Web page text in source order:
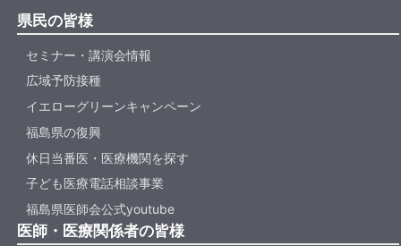
県民の皆様
セミナー・講演会情報
広域予防接種
イエローグリーンキャンペーン
福島県の復興
休日当番医・医療機関を探す
子ども医療電話相談事業
福島県医師会公式youtube
医師・医療関係者の皆様